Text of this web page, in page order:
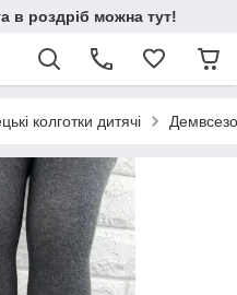
в роздріб можна тут!
колготки дитячі